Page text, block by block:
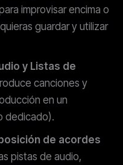
improvisar encima o
guardar y utilizar
y Listas de
canciones y
en un
dedicado).
de acordes
pistas de audio,